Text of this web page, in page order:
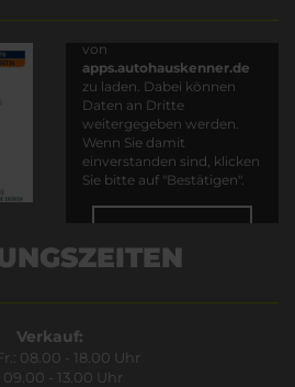
von
apps.autohauskenner.de
zu laden. Dabei können
Daten an Dritte
weitergegeben werden.
Wenn Sie damit
einverstanden sind, klicken
Sie bitte auf "Bestätigen".
Verkauf:
08.00 - 18.00 Uhr
09.00 - 13.00 Uhr